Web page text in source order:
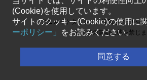
アニメイトタイムズに掲載されている
文章等の無断転載を禁じ
ALL RIGHTS RESERVED
(Cookie)を使用しています。
サイトのクッキー(Cookie)の使用に
ーポリシー」
をお読みください。
同意する